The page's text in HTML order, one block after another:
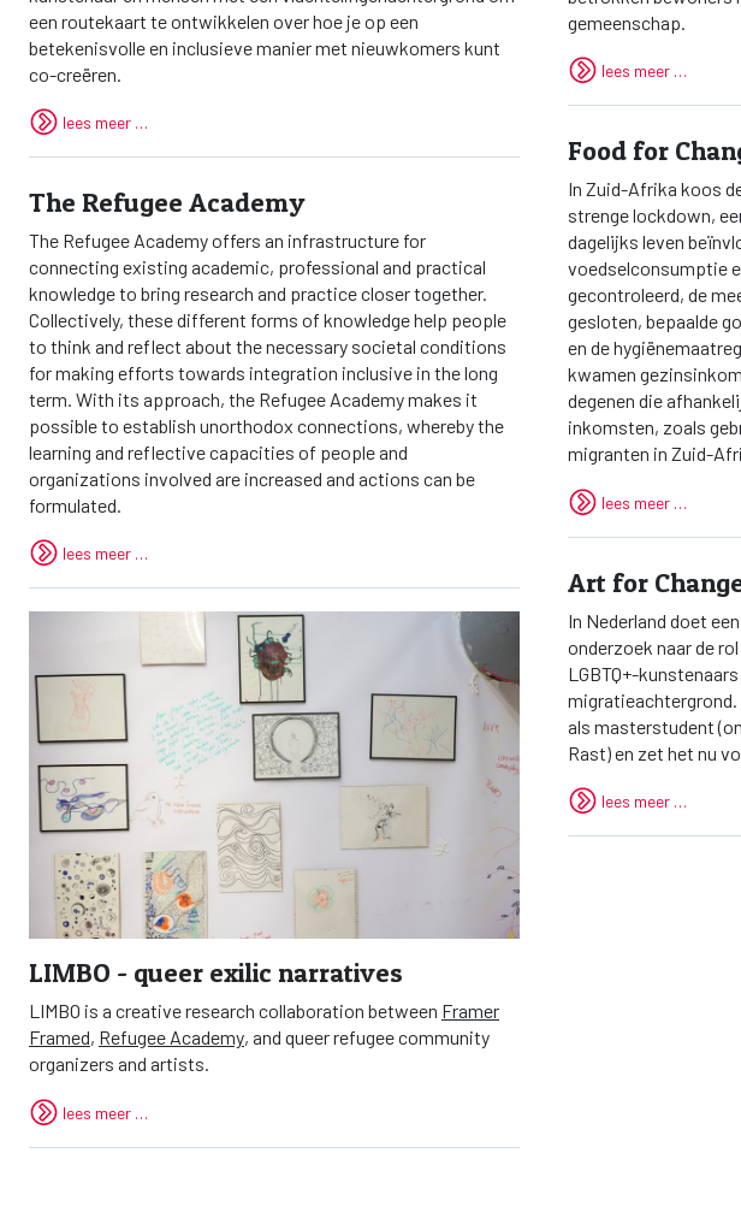
een ​​routekaart te ontwikkelen over hoe je op een
betekenisvolle en inclusieve manier met nieuwkomers kunt
co-creëren.
lees meer …
The Refugee Academy
The Refugee Academy offers an infrastructure for
connecting existing academic, professional and practical
knowledge to bring research and practice closer together.
Collectively, these different forms of knowledge help people
to think and reflect about the necessary societal conditions
for making efforts towards integration inclusive in the long
term. With its approach, the Refugee Academy makes it
possible to establish unorthodox connections, whereby the
learning and reflective capacities of people and
organizations involved are increased and actions can be
formulated.
lees meer …
LIMBO - queer exilic narratives
LIMBO is a creative research collaboration between Framer
Framed, Refugee Academy, and queer refugee community
organizers and artists.
lees meer …
gemeenschap.
lees meer …
Food for
In Zuid-Afrika koos
strenge lockdown,
dagelijks leven
voedselconsumptie
gecontroleerd, de
gesloten, bepaalde
en de
kwamen
degenen die
inkomsten, zoals
migranten in Zuid-
lees meer …
Art for
In Nederland doet
onderzoek naar de
LGBTQ+-
migratieachtergrond.
als masterstudent
Rast) en zet het nu
lees meer …